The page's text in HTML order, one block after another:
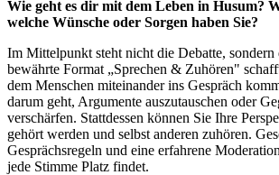
Wie geht es dir mit dem Leben in Husum?
welche Wünsche oder Sorgen haben Sie?
Im Mittelpunkt steht nicht die Debatte, sondern
bewährte Format „Sprechen & Zuhören"
dem Menschen miteinander ins Gespräch
darum geht, Argumente auszutauschen oder
verschärfen. Stattdessen können Sie Ihre
gehört werden und selbst anderen zuhören.
Gesprächsregeln und eine erfahrene
jede Stimme Platz findet.